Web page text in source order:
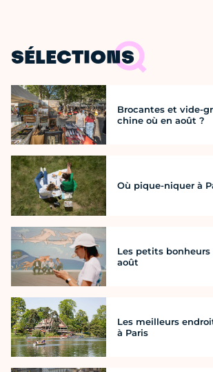
SÉLECTIONS
Brocantes et vide-
chine où en août ?
Où pique-niquer à
Les petits bonheurs
août
Les meilleurs
à Paris